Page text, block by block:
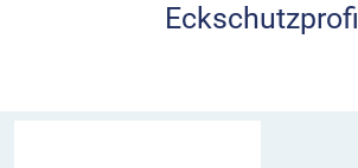
Eckschutzprofil